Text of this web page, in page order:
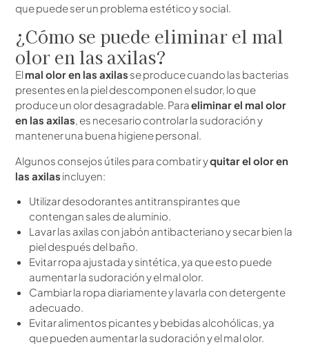
que puede ser un problema estético y social.
¿Cómo se puede eliminar el mal
olor en las axilas?
Elmal olor en las axilas se produce cuando las bacterias
presentes en la piel descomponen el sudor, lo que
produce un olor desagradable. Paraeliminar el mal olor
en las axilas, es necesario controlar la sudoración y
mantener una buena higiene personal.
Algunos consejos útiles para combatir yquitar el olor en
las axilas incluyen:
Utilizar desodorantes antitranspirantes que
contengan sales de aluminio.
Lavar las axilas con jabón antibacteriano y secar bien la
piel después del baño.
Evitar ropa ajustada y sintética, ya que esto puede
aumentar la sudoración y el mal olor.
Cambiar la ropa diariamente y lavarla con detergente
adecuado.
Evitar alimentos picantes y bebidas alcohólicas, ya
que pueden aumentar la sudoración y el mal olor.